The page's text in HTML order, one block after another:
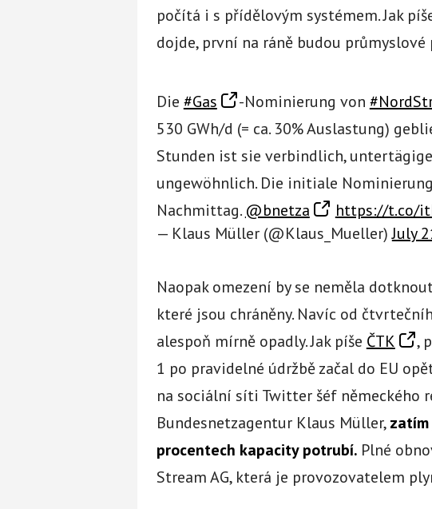
počítá i s přídělovým systémem. Jak
dojde, první na ráně budou průmyslové
Die #Gas -Nominierung von
530 GWh/d (= ca. 30% Auslastung)
Stunden ist sie verbindlich,
ungewöhnlich. Die initiale
Nachmittag. @bnetza
https://t.co/
— Klaus Müller (@Klaus_Mueller)July
Naopak omezení by se neměla
které jsou chráněny. Navíc od
alespoň mírně opadly. Jak píše ČTK
,
1 po pravidelné údržbě začal do EU
na sociální síti Twitter šéf německého
Bundesnetzagentur Klaus Müller,
procentech kapacity potrubí. Plné
Stream AG, která je provozovatelem